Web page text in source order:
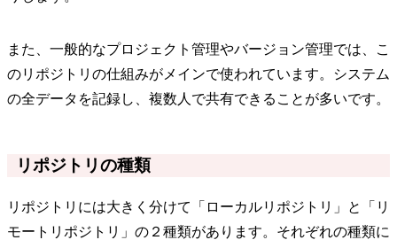
また、一般的なプロジェクト管理やバージョン管理では、こ
のリポジトリの仕組みがメインで使われています。システム
の全データを記録し、複数人で共有できることが多いです。
リポジトリの種類
リポジトリには大きく分けて「ローカルリポジトリ」と「リ
モートリポジトリ」の２種類があります。それぞれの種類に